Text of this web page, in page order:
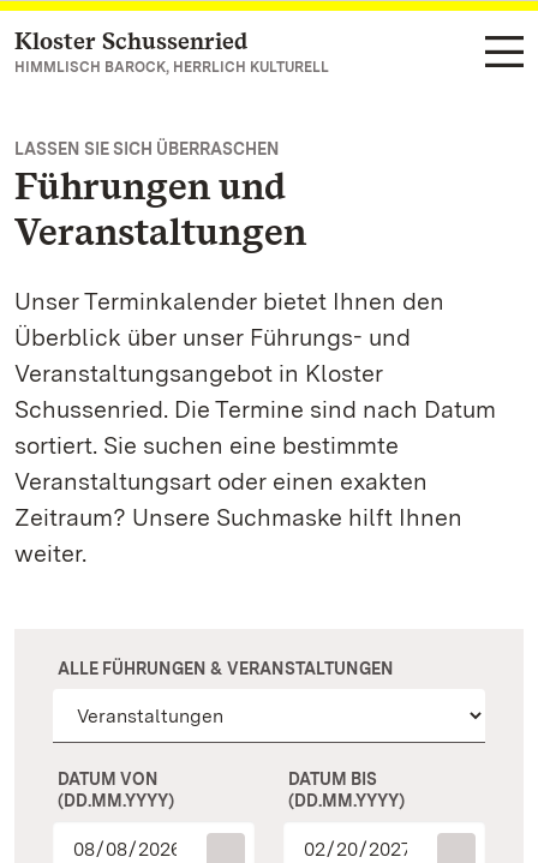
Zum Hauptinhalt springen
Kloster Schussenried
HIMMLISCH BAROCK, HERRLICH KULTURELL
LASSEN SIE SICH ÜBERRASCHEN
Führungen und
Veranstaltungen
Unser Terminkalender bietet Ihnen den
Überblick über unser Führungs- und
Veranstaltungsangebot in Kloster
Schussenried. Die Termine sind nach Datum
sortiert. Sie suchen eine bestimmte
Veranstaltungsart oder einen exakten
Zeitraum? Unsere Suchmaske hilft Ihnen
weiter.
ALLE FÜHRUNGEN & VERANSTALTUNGEN
DATUM VON
(DD.MM.YYYY)
DATUM BIS
(DD.MM.YYYY)